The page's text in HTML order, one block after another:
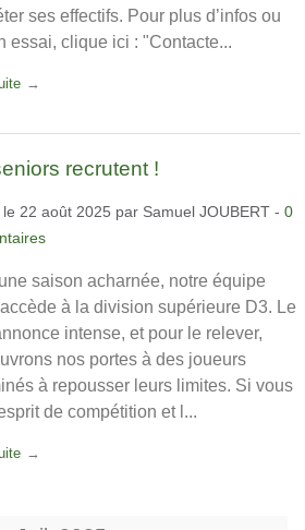
ses effectifs. Pour plus d’infos ou
essai, clique ici : "Contacte...
recrutent !
22 août 2025 par Samuel JOUBERT - 0
saison acharnée, notre équipe
à la division supérieure D3. Le
intense, et pour le relever,
nos portes à des joueurs
à repousser leurs limites. Si vous
de compétition et l...